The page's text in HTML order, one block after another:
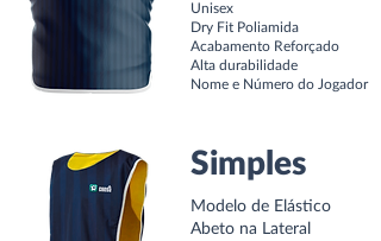
Unisex
Dry Fit Poliamida
Acabamento Reforçado
Alta durabilidade
Nome e Número do Jogador
Simples
Modelo de Elástico
Abeto na Lateral